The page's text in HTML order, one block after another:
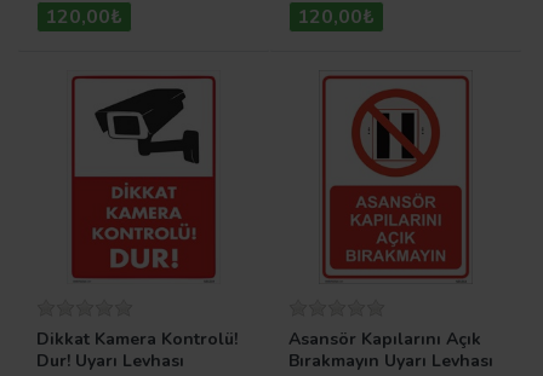
120,00₺ 120,00₺
Dikkat Kamera Kontrolü!
Dur! Uyarı Levhası
Asansör Kapılarını Açık
Bırakmayın Uyarı Levhası